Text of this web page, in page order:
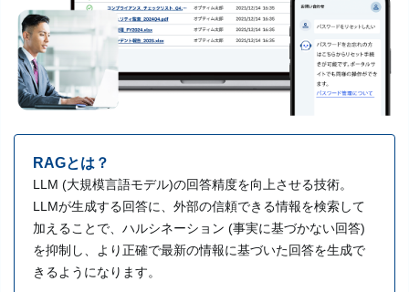
RAGとは？
LLM (大規模言語モデル)の回答精度を向上させる技術。
LLMが生成する回答に、外部の信頼できる情報を検索して
加えることで、ハルシネーション (事実に基づかない回答)
を抑制し、より正確で最新の情報に基づいた回答を生成で
きるようになります。